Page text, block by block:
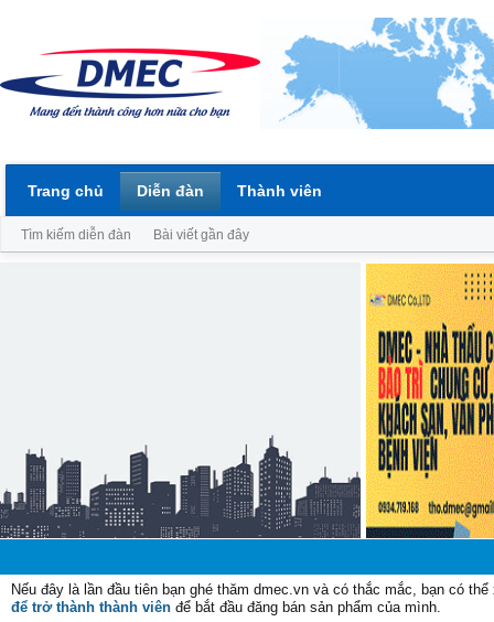
Nếu đây là lần đầu tiên bạn ghé thăm dmec.vn và có thắc mắc, bạn có
để trở thành thành viên để bắt đầu đăng bán sản phẩm của mình.
Trang chủ Diễn đàn
Tìm kiếm diễn đàn Bài viết gần đây
Thành viên